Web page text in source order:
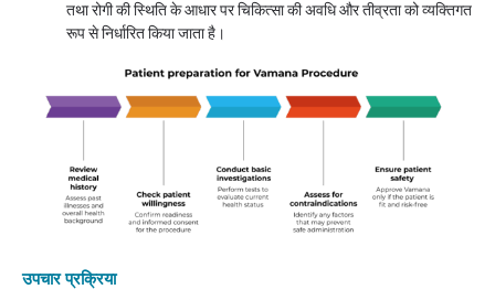
तथा रोगी की स्थिति के आधार पर चिकित्सा की अवधि और तीव्रता को व्यक्तिगत
रूप से निर्धारित किया जाता है।
उपचार प्रक्रिया